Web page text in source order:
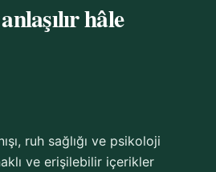
hâle
ruh sağlığı ve psikoloji
ve erişilebilir içerikler